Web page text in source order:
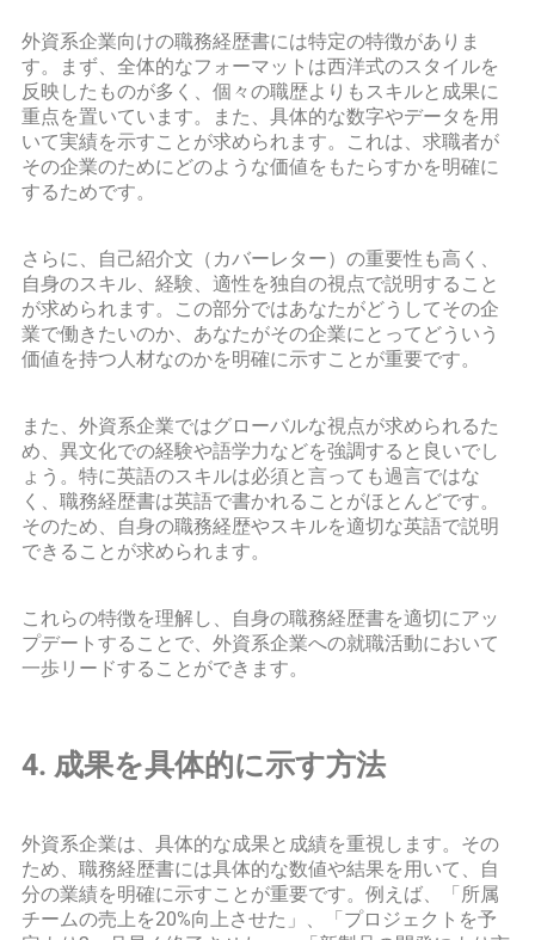
外資系企業向けの職務経歴書には特定の特徴がありま
す。まず、全体的なフォーマットは西洋式のスタイルを
反映したものが多く、個々の職歴よりもスキルと成果に
重点を置いています。また、具体的な数字やデータを用
いて実績を示すことが求められます。これは、求職者が
その企業のためにどのような価値をもたらすかを明確に
するためです。
さらに、自己紹介文（カバーレター）の重要性も高く、
自身のスキル、経験、適性を独自の視点で説明すること
が求められます。この部分ではあなたがどうしてその企
業で働きたいのか、あなたがその企業にとってどういう
価値を持つ人材なのかを明確に示すことが重要です。
また、外資系企業ではグローバルな視点が求められるた
め、異文化での経験や語学力などを強調すると良いでし
ょう。特に英語のスキルは必須と言っても過言ではな
く、職務経歴書は英語で書かれることがほとんどです。
そのため、自身の職務経歴やスキルを適切な英語で説明
できることが求められます。
これらの特徴を理解し、自身の職務経歴書を適切にアッ
プデートすることで、外資系企業への就職活動において
一歩リードすることができます。
4. 成果を具体的に示す方法
外資系企業は、具体的な成果と成績を重視します。その
ため、職務経歴書には具体的な数値や結果を用いて、自
分の業績を明確に示すことが重要です。例えば、「所属
チームの売上を20%向上させた」、「プロジェクトを予